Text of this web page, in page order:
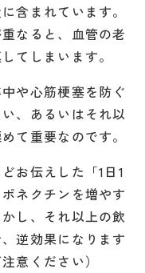
含まれています。
なると、血管の老
てしまいます。
や心筋梗塞を防ぐ
、あるいはそれ以
て重要なのです。
お伝えした「1日1
ネクチンを増やす
し、それ以上の飲
逆効果になります
意ください）